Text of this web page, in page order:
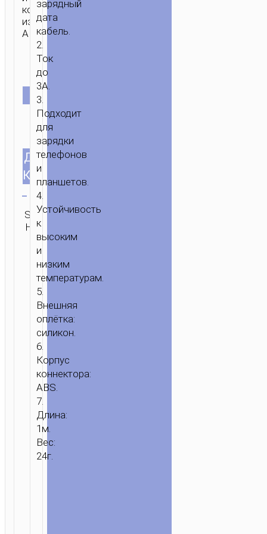
ГЛАВНАЯ /
АКСЕССУАРЫ
/
/ КАБЕЛЬ
MAGIC”
коннекторы
из
ABS.
ЦВЕТ
ДЛИНА
КАБЕЛЯ
Очистить
SKU:
Н/Д
Категория:
USB-C
зарядный
дата
кабель.
2.
Ток
до
3A.
3.
Подходит
для
зарядки
телефонов
и
планшетов.
4.
Устойчивость
к
высоким
и
низким
температурам.
5.
Внешняя
оплётка:
силикон.
6.
Корпус
коннектора:
ABS.
7.
Длина:
1м.
Вес:
24г.